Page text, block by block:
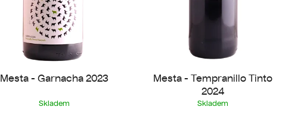
Mesta - Garnacha 2023
Skladem
Mesta - Tempranillo Tinto
2024
Skladem